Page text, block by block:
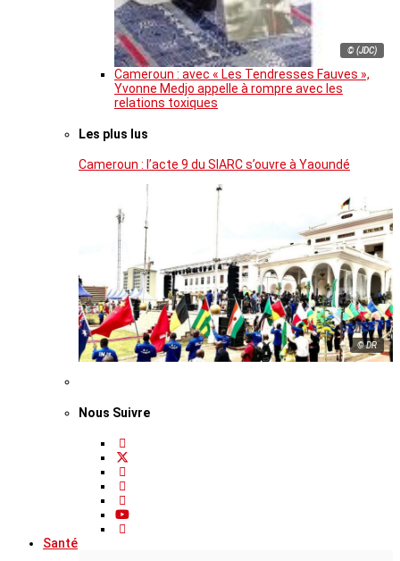
© (JDC)
Cameroun : avec « Les Tendresses Fauves »,
Yvonne Medjo appelle à rompre avec les
relations toxiques
Les plus lus
Cameroun : l’acte 9 du SIARC s’ouvre à Yaoundé
© DR
Nous Suivre
Santé